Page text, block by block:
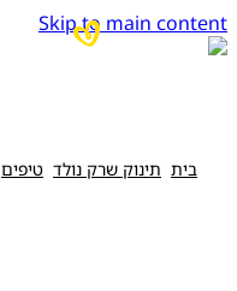
Skip to main content
בית תינוק שרק נולד טיפים